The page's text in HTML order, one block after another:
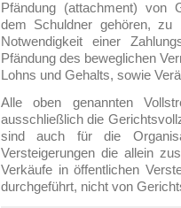
Pfändung (attachment) von
dem Schuldner gehören, zu
Notwendigkeit einer
Pfändung des beweglichen
Lohns und Gehalts, sowie
Alle oben genannten
ausschließlich die
sind auch für die
Versteigerungen die allein
Verkäufe in öffentlichen
durchgeführt, nicht von